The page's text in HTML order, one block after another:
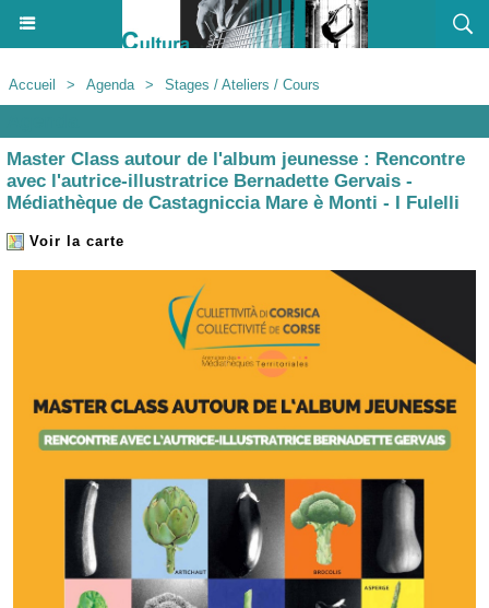
Accueil > Agenda > Stages / Ateliers / Cours
Master Class autour de l'album jeunesse : Rencontre
avec l'autrice-illustratrice Bernadette Gervais -
Médiathèque de Castagniccia Mare è Monti - I Fulelli
Voir la carte